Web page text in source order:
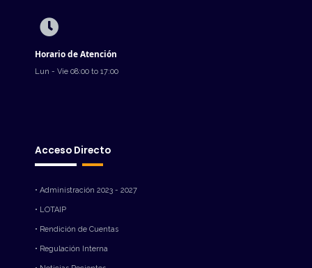
Horario de Atención
Lun - Vie 08:00 to 17:00
Acceso Directo
• Administración 2023 - 2027
• LOTAIP
• Rendición de Cuentas
• Regulación Interna